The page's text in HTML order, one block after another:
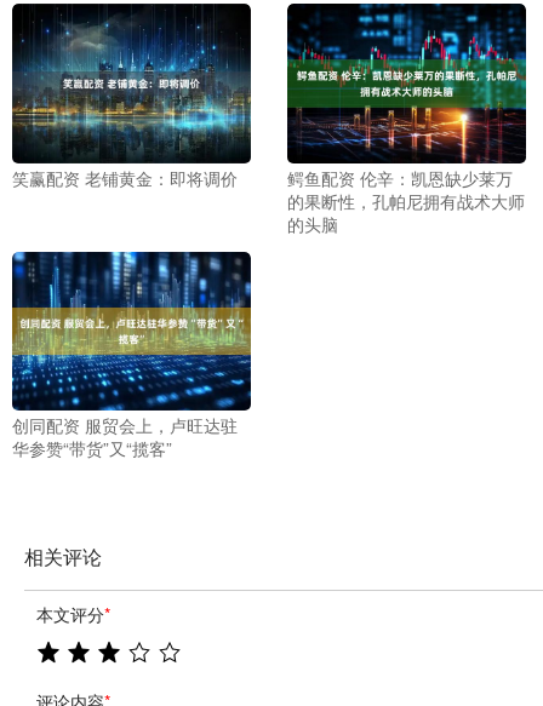
笑赢配资 老铺黄金：即将调价
鳄鱼配资 伦辛：凯恩缺少莱万
的果断性，孔帕尼拥有战术大师
的头脑
创同配资 服贸会上，卢旺达驻
华参赞“带货”又“揽客”
相关评论
本文评分*
评论内容*